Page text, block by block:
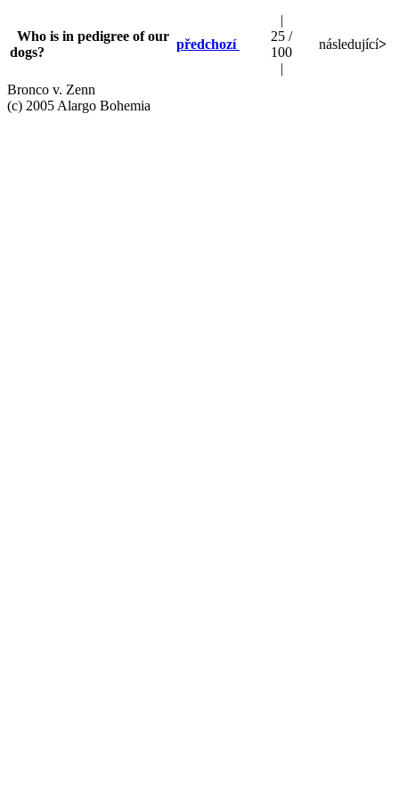
Who is in pedigree of our
dogs?
předchozí
|
25 /
100
|
následující>
Bronco v. Zenn
(c) 2005 Alargo Bohemia